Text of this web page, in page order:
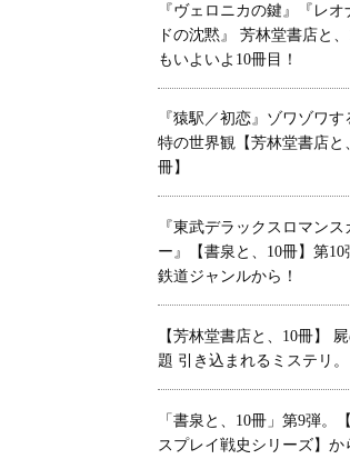
『ヴェロニカの鍵』『レオ
ドの沈黙』 芳林堂書店と
もいよいよ10冊目！
『猿駅／初恋』ゾワゾワす
特の世界観【芳林堂書店と
冊】
『東武デラックスロマンス
ー』【書泉と、10冊】第10
鉄道ジャンルから！
【芳林堂書店と、10冊】
題 引き込まれるミステリ。
「書泉と、10冊」第9弾。
スプレイ戦史シリーズ】か